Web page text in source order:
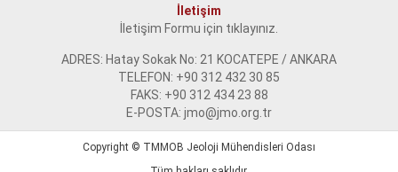
İletişim
İletişim Formu için tıklayınız.
ADRES: Hatay Sokak No: 21 KOCATEPE / ANKARA
TELEFON: +90 312 432 30 85
FAKS: +90 312 434 23 88
E-POSTA: jmo@jmo.org.tr
Copyright © TMMOB Jeoloji Mühendisleri Odası